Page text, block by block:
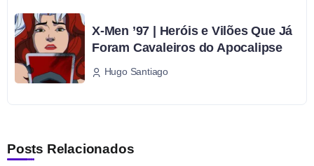
X-Men ’97 | Heróis e Vilões Que Já
Foram Cavaleiros do Apocalipse
Hugo Santiago
Posts Relacionados